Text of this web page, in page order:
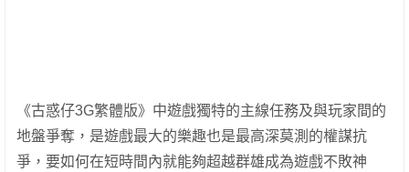
《古惑仔3G繁體版》中遊戲獨特的主線任務及與玩家間的
地盤爭奪，是遊戲最大的樂趣也是最高深莫測的權謀抗
爭，要如何在短時間內就能夠超越群雄成為遊戲不敗神